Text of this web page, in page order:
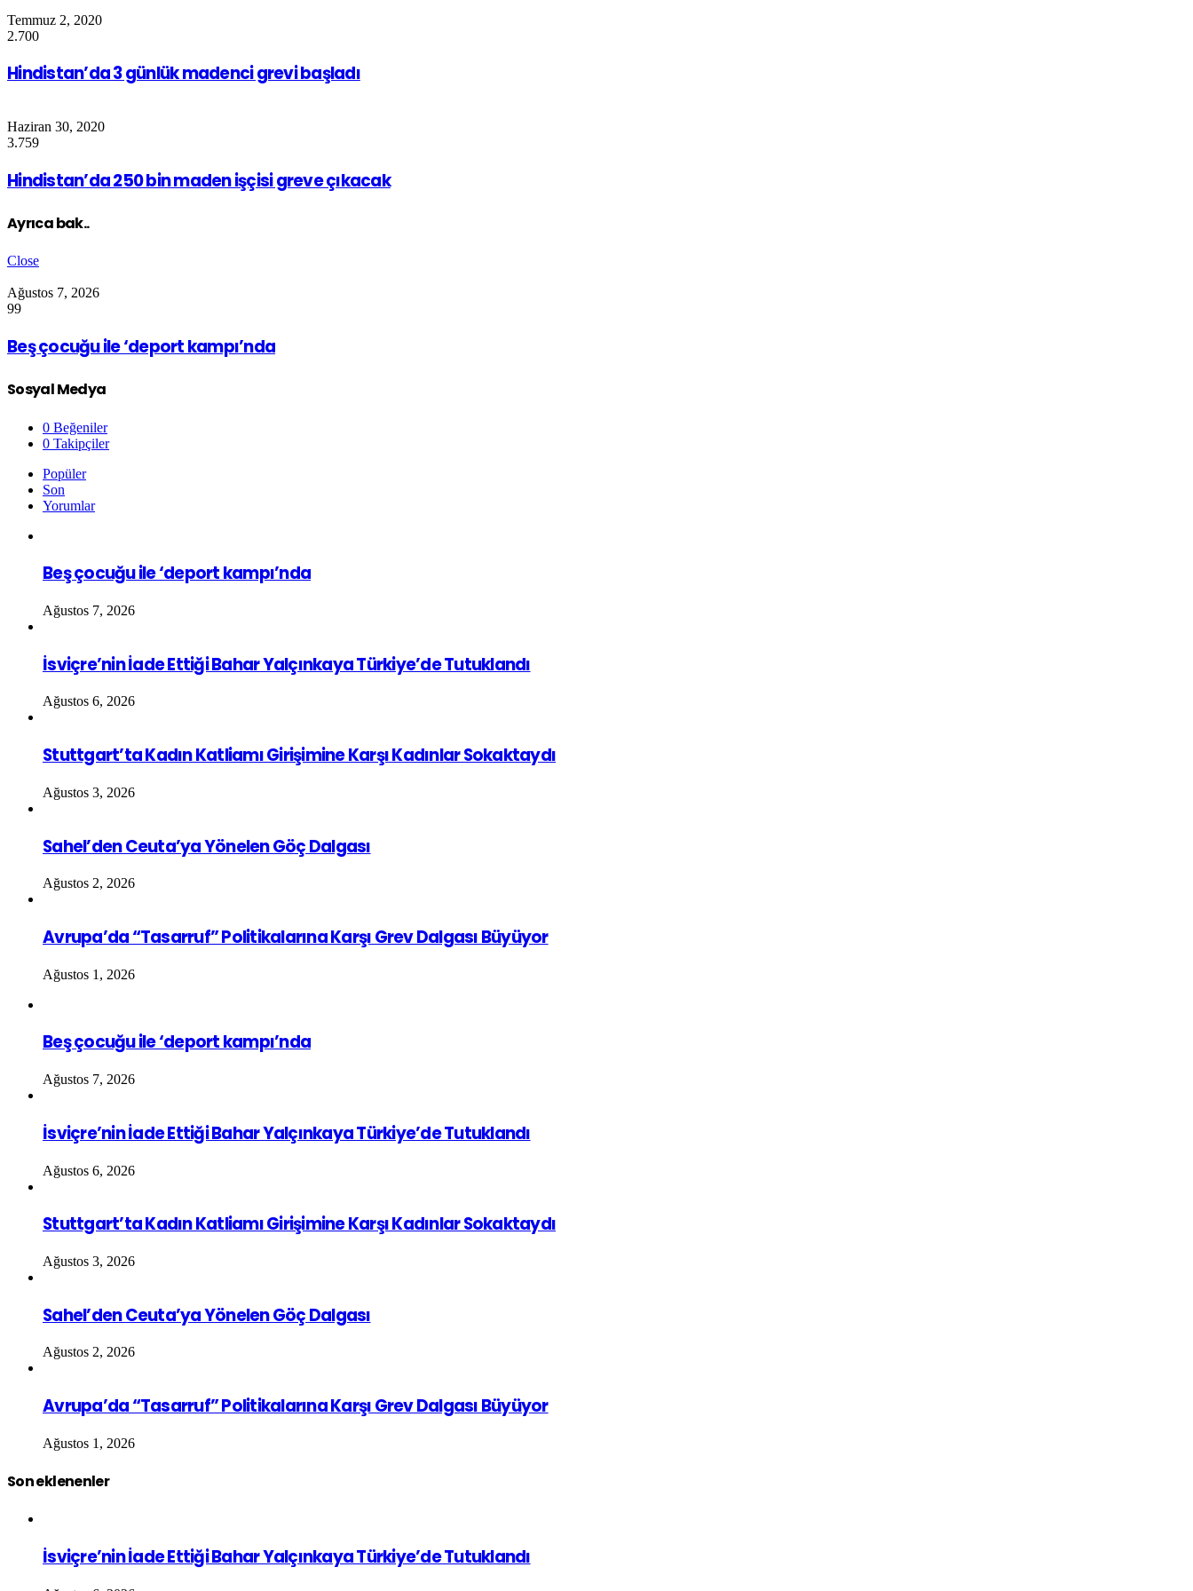
Temmuz 2, 2020
2.700
Hindistan’da 3 günlük madenci grevi başladı
Haziran 30, 2020
3.759
Hindistan’da 250 bin maden işçisi greve çıkacak
Ayrıca bak..
Close
Ağustos 7, 2026
99
Beş çocuğu ile ‘deport kampı’nda
Sosyal Medya
0 Beğeniler
0 Takipçiler
Popüler
Son
Yorumlar
Beş çocuğu ile ‘deport kampı’nda
Ağustos 7, 2026
İsviçre’nin İade Ettiği Bahar Yalçınkaya Türkiye’de Tutuklandı
Ağustos 6, 2026
Stuttgart’ta Kadın Katliamı Girişimine Karşı Kadınlar Sokaktaydı
Ağustos 3, 2026
Sahel’den Ceuta’ya Yönelen Göç Dalgası
Ağustos 2, 2026
Avrupa’da “Tasarruf” Politikalarına Karşı Grev Dalgası Büyüyor
Ağustos 1, 2026
Beş çocuğu ile ‘deport kampı’nda
Ağustos 7, 2026
İsviçre’nin İade Ettiği Bahar Yalçınkaya Türkiye’de Tutuklandı
Ağustos 6, 2026
Stuttgart’ta Kadın Katliamı Girişimine Karşı Kadınlar Sokaktaydı
Ağustos 3, 2026
Sahel’den Ceuta’ya Yönelen Göç Dalgası
Ağustos 2, 2026
Avrupa’da “Tasarruf” Politikalarına Karşı Grev Dalgası Büyüyor
Ağustos 1, 2026
Son eklenenler
İsviçre’nin İade Ettiği Bahar Yalçınkaya Türkiye’de Tutuklandı